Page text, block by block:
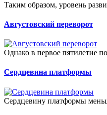
Таким образом, уровень
Августовский переворот
Однако в первое пятилетие
Сердцевина платформы
Сердцевину платформы